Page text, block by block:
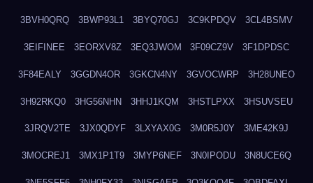
3BVH0QRQ 3BWP93L1 3BYQ70GJ 3C9KPDQV 3CL4BSMV
3EIFINEE 3EORXV8Z 3EQ3JWOM 3F09CZ9V 3F1DPDSC
3F84EALY 3GGDN4OR 3GKCN4NY 3GVOCWRP 3H28UNEO
3H92RKQ0 3HG56NHN 3HHJ1KQM 3HSTLPXX 3HSUVSEU
3JRQV2TE 3JX0QDYF 3LXYAX0G 3M0R5J0Y 3ME42K9J
3MOCREJ1 3MX1P1T9 3MYP6NEF 3N0IPODU 3N8UCE6Q